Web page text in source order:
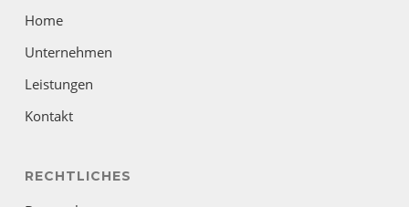
Home
Unternehmen
Leistungen
Kontakt
RECHTLICHES